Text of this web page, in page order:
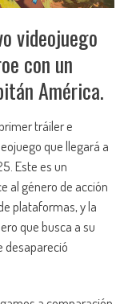
videojuego
con un
América.
tráiler e
que llegará a
Este es un
al género de acción
plataformas, y la
que busca a su
desapareció